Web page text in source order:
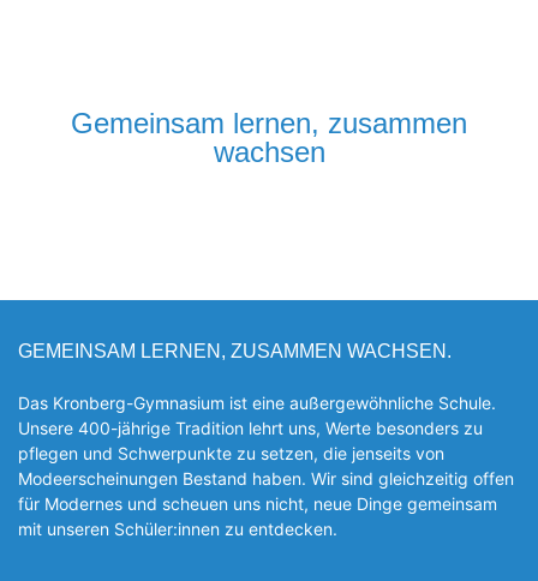
Gemeinsam lernen, zusammen
wachsen
GEMEINSAM LERNEN, ZUSAMMEN WACHSEN.
Das Kronberg-Gymnasium ist eine außergewöhnliche Schule.
Unsere 400-jährige Tradition lehrt uns, Werte besonders zu
pflegen und Schwerpunkte zu setzen, die jen­seits von
Modeerscheinungen Be­stand haben. Wir sind gleichzeitig offen
für Modernes und scheuen uns nicht, neue Dinge gemeinsam
mit unseren Schüler:innen zu entde­cken.